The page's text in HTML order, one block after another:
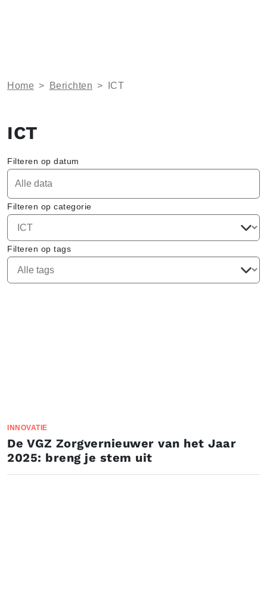
Home > Berichten > ICT
ICT
Filteren op datum
Filteren op categorie
Filteren op tags
INNOVATIE
De VGZ Zorgvernieuwer van het Jaar
2025: breng je stem uit